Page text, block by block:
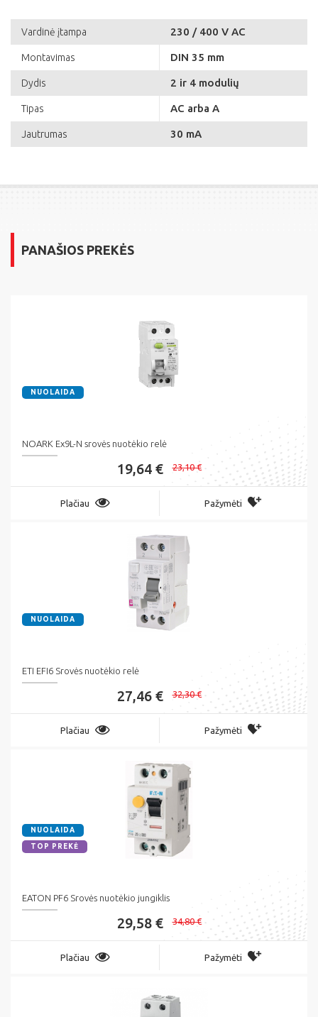
Vardinė įtampa 230 / 400 V AC
Montavimas DIN 35 mm
Dydis 2 ir 4 modulių
Tipas AC arba A
Jautrumas 30 mA
PANAŠIOS PREKĖS
NUOLAIDA
NOARK Ex9L-N srovės nuotėkio relė
19,64 € 23,10 €
Plačiau Pažymėti
NUOLAIDA
ETI EFI6 Srovės nuotėkio relė
27,46 € 32,30 €
Plačiau Pažymėti
NUOLAIDA
TOP PREKĖ
EATON PF6 Srovės nuotėkio jungiklis
29,58 € 34,80 €
Plačiau Pažymėti